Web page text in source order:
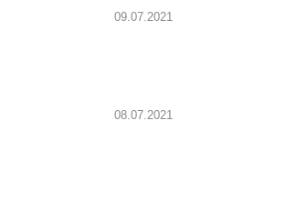
09.07.2021
08.07.2021